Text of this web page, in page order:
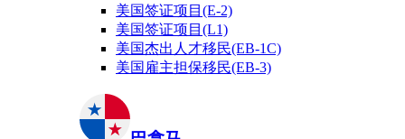
美国签证项目(E-2)
美国签证项目(L1)
美国杰出人才移民(EB-1C)
美国雇主担保移民(EB-3)